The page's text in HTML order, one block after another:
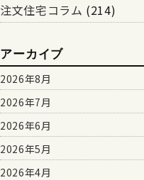
注文住宅コラム (214)
アーカイブ
2026年8月
2026年7月
2026年6月
2026年5月
2026年4月